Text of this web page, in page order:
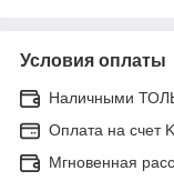
Условия оплаты
Наличными
Оплата на счет
Мгновенная